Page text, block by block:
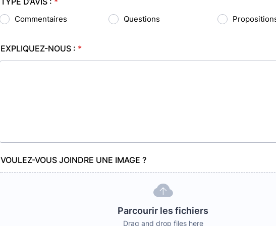
Commentaires Questions
EXPLIQUEZ-NOUS : *
VOULEZ-VOUS JOINDRE UNE IMAGE ?
Parcourir les fichiers
Drag and drop files here